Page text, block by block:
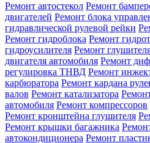
Ремонт автостекол Ремонт
двигателей Ремонт блока
гидравлической рулевой рейки
Ремонт гидроблока Ремонт
гидроусилителя Ремонт
двигателя автомобиля Ремонт
регулировка ТНВД Ремонт
карбюратора Ремонт кардана
валов Ремонт катализатора
автомобиля Ремонт компрессоров
Ремонт кронштейна глушителя
Ремонт крышки багажника
автокондиционера Ремонт